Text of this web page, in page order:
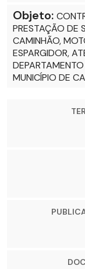
Objeto:
PRESTAÇÃO DE
CAMINHÃO,
ESPARGIDOR,
MUNICÍPIO DE